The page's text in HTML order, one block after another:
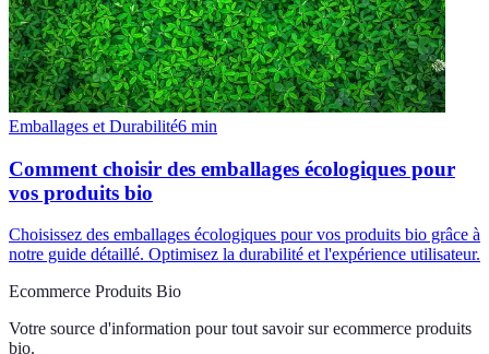
Emballages et Durabilité6 min
Comment choisir des emballages écologiques pour
vos produits bio
Choisissez des emballages écologiques pour vos produits bio grâce à
notre guide détaillé. Optimisez la durabilité et l'expérience utilisateur.
Ecommerce Produits Bio
Votre source d'information pour tout savoir sur ecommerce produits
bio.